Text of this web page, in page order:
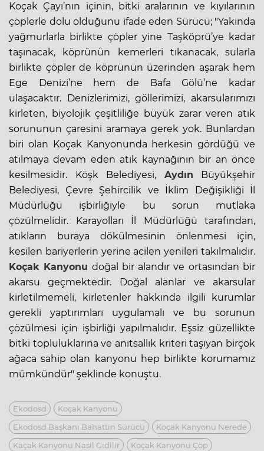
Koçak Çayı’nın içinin, bitki aralarının ve kıyılarının
çöplerle dolu olduğunu ifade eden Sürücü; "Yakında
yağmurlarla birlikte çöpler yine Taşköprü’ye kadar
taşınacak, köprünün kemerleri tıkanacak, sularla
birlikte çöpler de köprünün üzerinden aşarak hem
Ege Denizi’ne hem de Bafa Gölü’ne kadar
ulaşacaktır. Denizlerimizi, göllerimizi, akarsularımızı
kirleten, biyolojik çeşitliliğe büyük zarar veren atık
sorununun çaresini aramaya gerek yok. Bunlardan
biri olan Koçak Kanyonunda herkesin gördüğü ve
atılmaya devam eden atık kaynağının bir an önce
kesilmesidir. Köşk Belediyesi, Aydın Büyükşehir
Belediyesi, Çevre Şehircilik ve İklim Değişikliği İl
Müdürlüğü işbirliğiyle bu sorun mutlaka
çözülmelidir. Karayolları İl Müdürlüğü tarafından,
atıkların buraya dökülmesinin önlenmesi için,
kesilen bariyerlerin yerine acilen yenileri takılmalıdır.
Koçak Kanyonu doğal bir alandır ve ortasından bir
akarsu geçmektedir. Doğal alanlar ve akarsular
kirletilmemeli, kirletenler hakkında ilgili kurumlar
gerekli yaptırımları uygulamalı ve bu sorunun
çözülmesi için işbirliği yapılmalıdır. Eşsiz güzellikte
bitki topluluklarına ve anıtsallık kriteri taşıyan birçok
ağaca sahip olan kanyonu hep birlikte korumamız
mümkündür" şeklinde konuştu.
Ekodosd
Koçak Kanyonu
Ekodosd Başkanı Bahattin Sürücü
Koçak Kanyonu Nerede
Kaçak Kanyonu Nasıl Gidilir
Koçak Kanyonu Çöp